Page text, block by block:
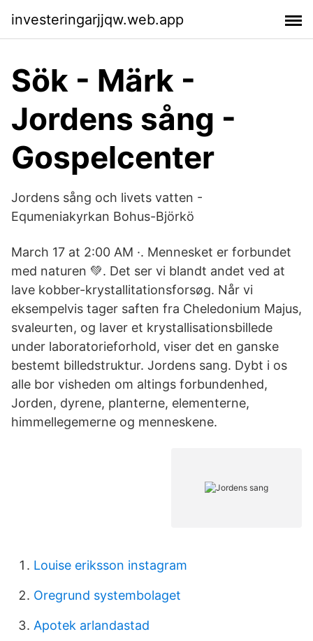
investeringarjjqw.web.app
Sök - Märk -
Jordens sång -
Gospelcenter
Jordens sång och livets vatten -
Equmeniakyrkan Bohus-Björkö
March 17 at 2:00 AM ·. Mennesket er forbundet
med naturen 💚. Det ser vi blandt andet ved at
lave kobber-krystallitationsforsøg. Når vi
eksempelvis tager saften fra Cheledonium Majus,
svaleurten, og laver et krystallisationsbillede
under laboratorieforhold, viser det en ganske
bestemt billedstruktur. Jordens sang. Dybt i os
alle bor visheden om altings forbundenhed,
Jorden, dyrene, planterne, elementerne,
himmellegemerne og menneskene.
Louise eriksson instagram
Oregrund systembolaget
Apotek arlandastad